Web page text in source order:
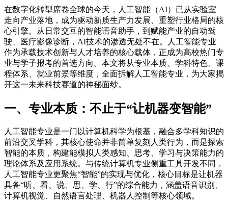
在数字化转型席卷全球的今天，人工智能（AI）已从实验室
走向产业落地，成为驱动新质生产力发展、重塑行业格局的核
心引擎。从日常交互的智能语音助手，到赋能产业的自动驾
驶、医疗影像诊断，AI技术的渗透无处不在。人工智能专业
作为承载技术创新与人才培养的核心载体，正成为高校热门专
业与学子报考的首选方向。本文将从专业本质、学科特色、课
程体系、就业前景等维度，全面拆解人工智能专业，为大家揭
开这一未来科技赛道的神秘面纱。
一、专业本质：不止于“让机器变智能”
人工智能专业是一门以计算机科学为根基，融合多学科知识的
前沿交叉学科，其核心使命并非简单复刻人类行为，而是探索
智能的本质，构建能模拟人类感知、思考、学习与决策能力的
理论体系及应用系统。与传统计算机专业侧重工具开发不同，
人工智能专业更聚焦“智能”的实现与优化，核心目标是让机器
具备“听、看、说、思、学、行”的综合能力，涵盖语音识别、
计算机视觉、自然语言处理、机器人控制等核心领域。